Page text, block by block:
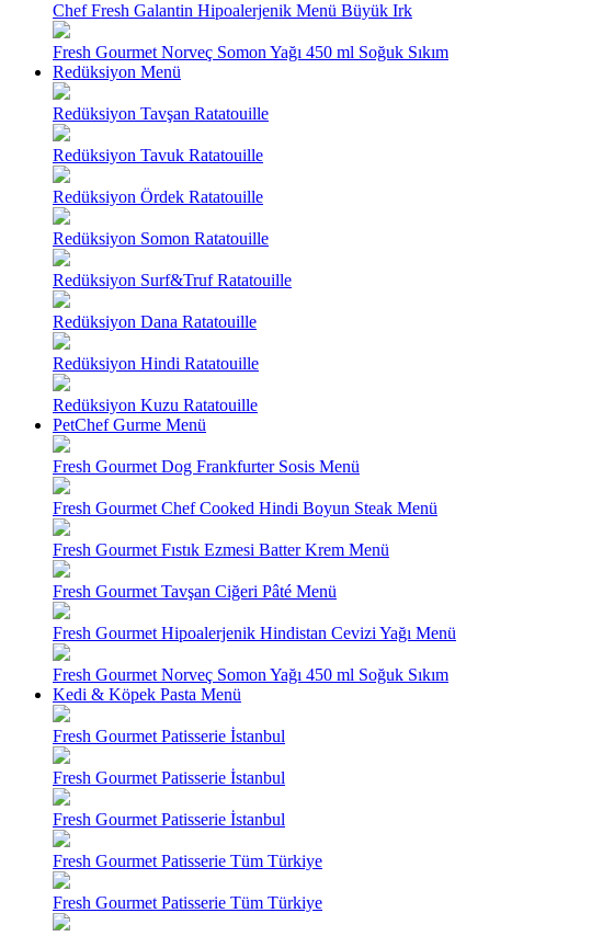
Chef Fresh Galantin Hipoalerjenik Menü Büyük Irk
Fresh Gourmet Norveç Somon Yağı 450 ml Soğuk Sıkım
Redüksiyon Menü
Redüksiyon Tavşan Ratatouille
Redüksiyon Tavuk Ratatouille
Redüksiyon Ördek Ratatouille
Redüksiyon Somon Ratatouille
Redüksiyon Surf&Truf Ratatouille
Redüksiyon Dana Ratatouille
Redüksiyon Hindi Ratatouille
Redüksiyon Kuzu Ratatouille
PetChef Gurme Menü
Fresh Gourmet Dog Frankfurter Sosis Menü
Fresh Gourmet Chef Cooked Hindi Boyun Steak Menü
Fresh Gourmet Fıstık Ezmesi Batter Krem Menü
Fresh Gourmet Tavşan Ciğeri Pâté Menü
Fresh Gourmet Hipoalerjenik Hindistan Cevizi Yağı Menü
Fresh Gourmet Norveç Somon Yağı 450 ml Soğuk Sıkım
Kedi & Köpek Pasta Menü
Fresh Gourmet Patisserie İstanbul
Fresh Gourmet Patisserie İstanbul
Fresh Gourmet Patisserie İstanbul
Fresh Gourmet Patisserie Tüm Türkiye
Fresh Gourmet Patisserie Tüm Türkiye